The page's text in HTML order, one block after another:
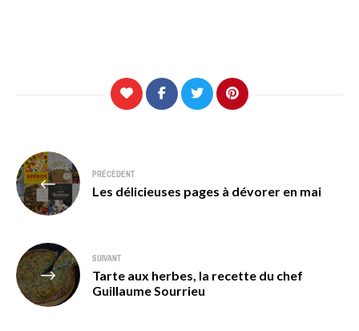
Navigation
de
l’article
PRÉCÉDENT
Les délicieuses pages à dévorer en mai
SUIVANT
Tarte aux herbes, la recette du chef
Guillaume Sourrieu